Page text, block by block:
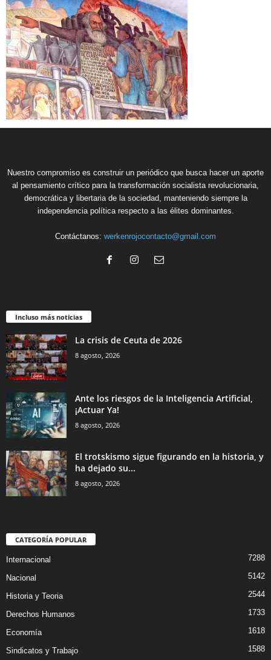
Nuestro compromiso es construir un periódico que busca hacer un aporte
al pensamiento crítico para la transformación socialista revolucionaria,
democrática y libertaria de la sociedad, manteniendo siempre la
independencia política respecto a las élites dominantes.
Contáctanos: werkenrojocontacto@gmail.com
Incluso más noticias
La crisis de Ceuta de 2026
8 agosto, 2026
Ante los riesgos de la Inteligencia Artificial,
¡Actuar Ya!
8 agosto, 2026
El trotskismo sigue figurando en la historia, y
ha dejado su...
8 agosto, 2026
CATEGORÍA POPULAR
Internacional 7288
Nacional 5142
Historia y Teoria 2544
Derechos Humanos 1733
Economía 1618
Sindicatos y Trabajo 1588